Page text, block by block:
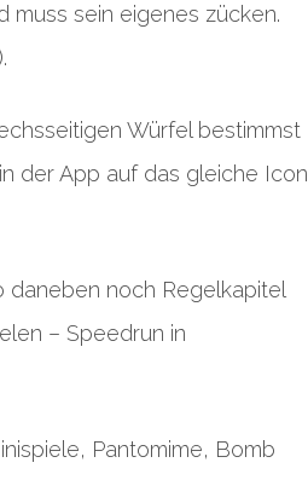
muss sein eigenes zücken.
Würfel bestimmst
der App auf das gleiche Icon
noch Regelkapitel
– Speedrun in
Pantomime, Bomb